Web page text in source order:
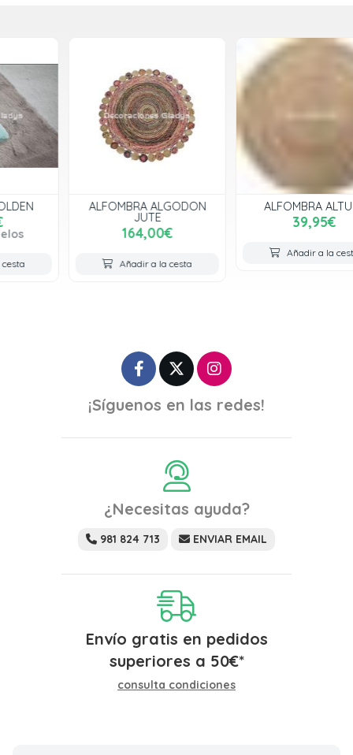
ALFOMBRA ALGODON
Añadir a la cesta
ALFOMBRA ALTUBE
Añadir a la cesta
¡Síguenos en las redes!
¿Necesitas ayuda?
981 824 713 ENVIAR EMAIL
Envío gratis en pedidos
superiores a 50€*
consulta condiciones